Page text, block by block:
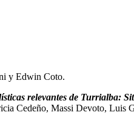
y Edwin Coto.
relevantes de Turrialba:
Cedeño, Massi Devoto, Luis